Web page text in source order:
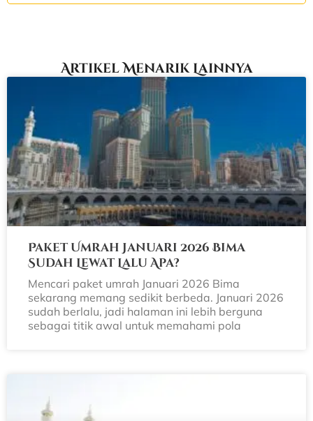
Artikel Menarik Lainnya
Paket Umrah Januari 2026 Bima
Sudah Lewat Lalu Apa?
Mencari paket umrah Januari 2026 Bima
sekarang memang sedikit berbeda. Januari 2026
sudah berlalu, jadi halaman ini lebih berguna
sebagai titik awal untuk memahami pola